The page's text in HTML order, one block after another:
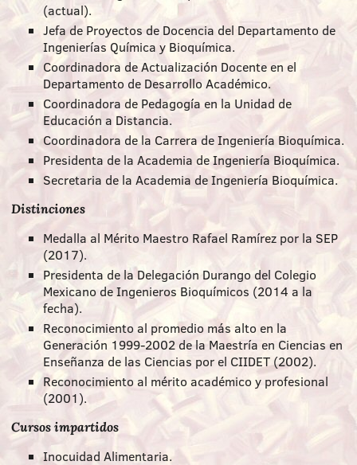
(actual).
Jefa de Proyectos de Docencia del Departamento de
Ingenierías Química y Bioquímica.
Coordinadora de Actualización Docente en el
Departamento de Desarrollo Académico.
Coordinadora de Pedagogía en la Unidad de
Educación a Distancia.
Coordinadora de la Carrera de Ingeniería Bioquímica.
Presidenta de la Academia de Ingeniería Bioquímica.
Secretaria de la Academia de Ingeniería Bioquímica.
Distinciones
Medalla al Mérito Maestro Rafael Ramírez por la SEP
(2017).
Presidenta de la Delegación Durango del Colegio
Mexicano de Ingenieros Bioquímicos (2014 a la
fecha).
Reconocimiento al promedio más alto en la
Generación 1999-2002 de la Maestría en Ciencias en
Enseñanza de las Ciencias por el CIIDET (2002).
Reconocimiento al mérito académico y profesional
(2001).
Cursos impartidos
Inocuidad Alimentaria.